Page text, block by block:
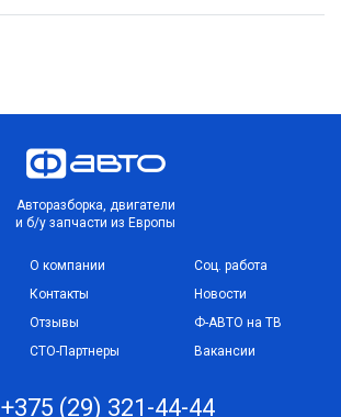
Авторазборка, двигатели
и б/у запчасти из Европы
О компании
Контакты
Отзывы
СТО-Партнеры
Соц. работа
Новости
Ф-АВТО на ТВ
Вакансии
+375 (29) 321-44-44